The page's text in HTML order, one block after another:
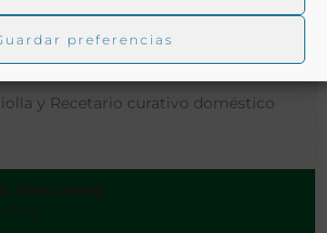
preferencias
y Recetario curativo doméstico